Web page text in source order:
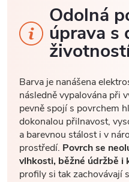
Odolná
úprava s
Barva je nanášena
následně vypalována při
pevně spojí s povrchem
dokonalou přilnavost,
a barevnou stálost i v
prostředí. Povrch se
vlhkosti, běžné údržbě i
profily si tak zachovávají